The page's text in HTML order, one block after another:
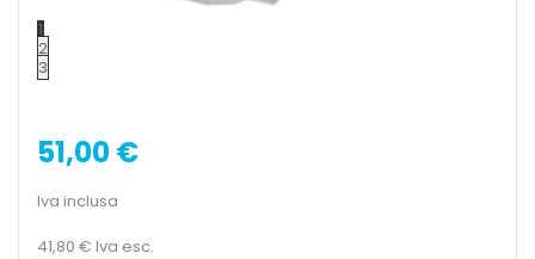
1
2
3
51,00 €
Iva inclusa
41,80 € Iva esc.